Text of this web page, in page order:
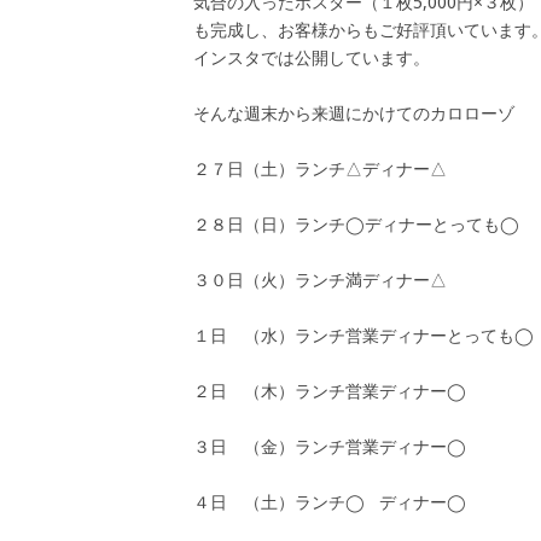
も完成し、お客様からもご好評頂いています。
インスタでは公開しています。
そんな週末から来週にかけてのカロローゾ
２７日（土）ランチ△ディナー△
２８日（日）ランチ◯ディナーとっても◯
３０日（火）ランチ満ディナー△
１日 （水）ランチ営業ディナーとっても◯
２日 （木）ランチ営業ディナー◯
３日 （金）ランチ営業ディナー◯
４日 （土）ランチ◯ ディナー◯